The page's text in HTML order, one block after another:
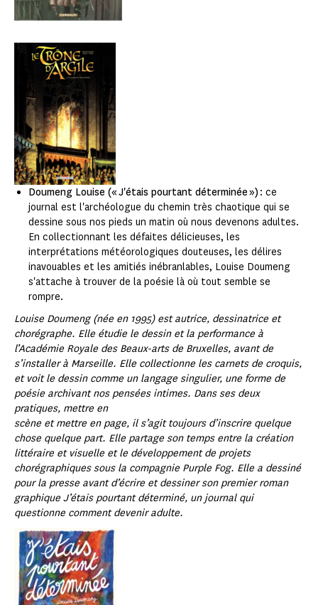
Doumeng Louise (« J'étais pourtant déterminée ») : ce
journal est l'archéologue du chemin très chaotique qui se
dessine sous nos pieds un matin où nous devenons adultes.
En collectionnant les défaites délicieuses, les
interprétations météorologiques douteuses, les délires
inavouables et les amitiés inébranlables, Louise Doumeng
s'attache à trouver de la poésie là où tout semble se
rompre.
Louise Doumeng (née en 1995) est autrice, dessinatrice et
chorégraphe. Elle étudie le dessin et la performance à
l’Académie Royale des Beaux-arts de Bruxelles, avant de
s’installer à Marseille. Elle collectionne les carnets de croquis,
et voit le dessin comme un langage singulier, une forme de
poésie archivant nos pensées intimes. Dans ses deux
pratiques, mettre en
scène et mettre en page, il s’agit toujours d’inscrire quelque
chose quelque part. Elle partage son temps entre la création
littéraire et visuelle et le développement de projets
chorégraphiques sous la compagnie Purple Fog. Elle a dessiné
pour la presse avant d’écrire et dessiner son premier roman
graphique J’étais pourtant déterminé, un journal qui
questionne comment devenir adulte.